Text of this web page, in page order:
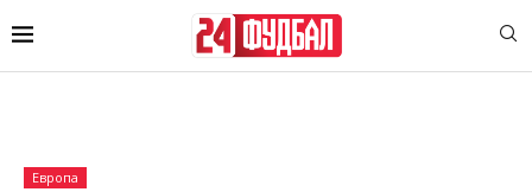
Европа